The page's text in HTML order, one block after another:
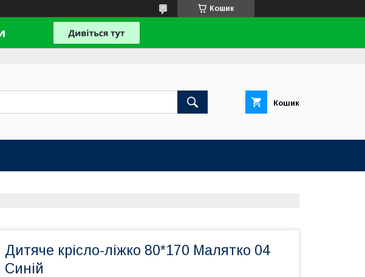
Кошик
Кошик
Дитяче крісло-ліжко 80*170 Малятко 04
Синій